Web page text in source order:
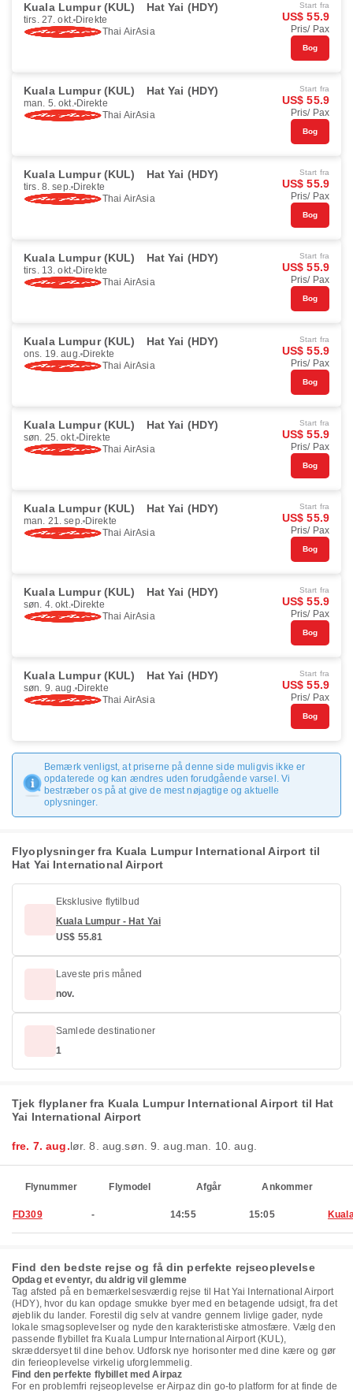
Kuala Lumpur (KUL) Hat Yai (HDY)
tirs. 27. okt. Direkte
Thai AirAsia
Start fra
US$ 55.9
Pris/ Pax
Bog
Kuala Lumpur (KUL) Hat Yai (HDY)
man. 5. okt. Direkte
Thai AirAsia
Start fra
US$ 55.9
Pris/ Pax
Bog
Kuala Lumpur (KUL) Hat Yai (HDY)
tirs. 8. sep. Direkte
Thai AirAsia
Start fra
US$ 55.9
Pris/ Pax
Bog
Kuala Lumpur (KUL) Hat Yai (HDY)
tirs. 13. okt. Direkte
Thai AirAsia
Start fra
US$ 55.9
Pris/ Pax
Bog
Kuala Lumpur (KUL) Hat Yai (HDY)
ons. 19. aug. Direkte
Thai AirAsia
Start fra
US$ 55.9
Pris/ Pax
Bog
Kuala Lumpur (KUL) Hat Yai (HDY)
søn. 25. okt. Direkte
Thai AirAsia
Start fra
US$ 55.9
Pris/ Pax
Bog
Kuala Lumpur (KUL) Hat Yai (HDY)
man. 21. sep. Direkte
Thai AirAsia
Start fra
US$ 55.9
Pris/ Pax
Bog
Kuala Lumpur (KUL) Hat Yai (HDY)
søn. 4. okt. Direkte
Thai AirAsia
Start fra
US$ 55.9
Pris/ Pax
Bog
Kuala Lumpur (KUL) Hat Yai (HDY)
søn. 9. aug. Direkte
Thai AirAsia
Start fra
US$ 55.9
Pris/ Pax
Bog
Bemærk venligst, at priserne på denne side muligvis ikke er
opdaterede og kan ændres uden forudgående varsel. Vi
bestræber os på at give de mest nøjagtige og aktuelle
oplysninger.
Flyoplysninger fra Kuala Lumpur International Airport til
Hat Yai International Airport
Eksklusive flytilbud
Kuala Lumpur - Hat Yai
US$ 55.81
Laveste pris måned
nov.
Samlede destinationer
1
Tjek flyplaner fra Kuala Lumpur International Airport til Hat
Yai International Airport
fre. 7. aug.lør. 8. aug.søn. 9. aug. man. 10. aug.
Flynummer Flymodel Afgår Ankommer
FD309 - 14:55 15:05
Find den bedste rejse og få din perfekte rejseoplevelse
Opdag et eventyr, du aldrig vil glemme
Tag afsted på en bemærkelsesværdig rejse til Hat Yai International Airport
(HDY), hvor du kan opdage smukke byer med en betagende udsigt, fra det
øjeblik du lander. Forestil dig selv at vandre gennem livlige gader, nyde
lokale smagsoplevelser og nyde den karakteristiske atmosfære. Vælg den
passende flybillet fra Kuala Lumpur International Airport (KUL),
skræddersyet til dine behov. Udforsk nye horisonter med dine kære og gør
din ferieoplevelse virkelig uforglemmelig.
Find den perfekte flybillet med Airpaz
For en problemfri rejseoplevelse er Airpaz din go-to platform for at finde de